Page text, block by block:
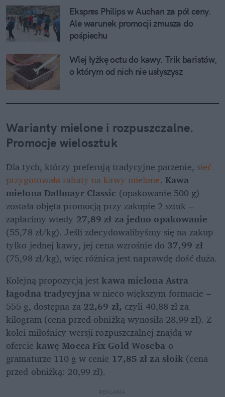
Ekspres Philips w Auchan za pół ceny.
Ale warunek promocji zmusza do
pośpiechu
Wlej łyżkę octu do kawy. Trik baristów,
o którym od nich nie usłyszysz
Warianty mielone i rozpuszczalne.
Promocje wielosztuk
Dla tych, którzy preferują tradycyjne parzenie, sieć
przygotowała rabaty na kawy mielone. Kawa
mielona Dallmayr Classic (opakowanie 500 g)
została objęta promocją przy zakupie 2 sztuk –
zapłacimy wtedy 27,89 zł za jedno opakowanie
(55,78 zł/kg). Jeśli zdecydowalibyśmy się na zakup
tylko jednej kawy, jej cena wzrośnie do
37,99 zł
(75,98 zł/kg), więc różnica jest naprawdę dość duża.
Kolejną propozycją jest kawa mielona Astra
łagodna tradycyjna w nieco większym formacie –
555 g, dostępna za 22,69 zł, czyli 40,88 zł za
kilogram (cena przed obniżką wynosiła 28,99 zł). Z
kolei miłośnicy wersji rozpuszczalnej znajdą w
ofercie kawę Mocca Fix Gold Woseba o
gramaturze 110 g w cenie 17,85 zł za słoik (cena
przed obniżką: 20,99 zł).
REKLAMA